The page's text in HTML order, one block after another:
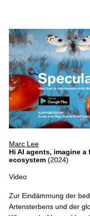
Hi AI agents, imagine a
ecosystem(2024)
Artensterbens und der
Wissenschaftler und